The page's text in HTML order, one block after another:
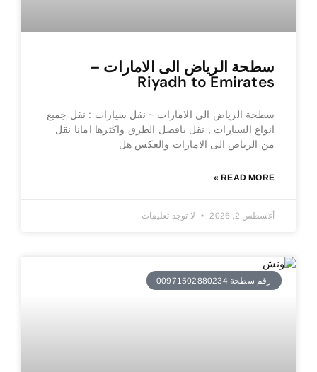
سطحة الرياض الى الامارات –
Riyadh to Emirates
سطحة الرياض الى الامارات ~ نقل سيارات : نقل جميع
انواع السيارات , نقل بافضل الطرق واكثرها امانا نقل
من الرياض الى الامارات والعكس هل
READ MORE »
أغسطس 2, 2026 لا توجد تعليقات
رقم سطحة 00971502880234